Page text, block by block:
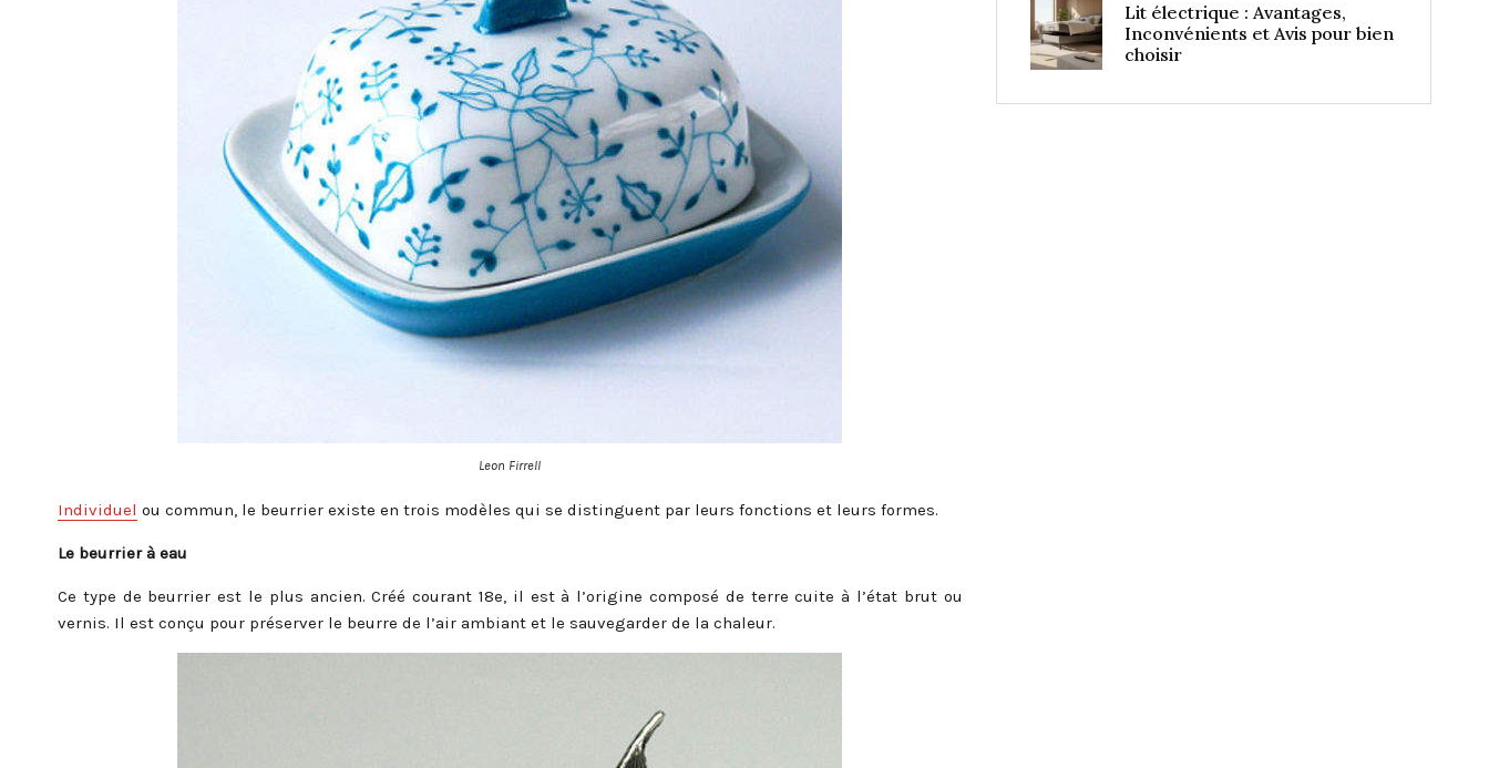
Leon Firrell
Individuel ou commun, le beurrier existe en trois modèles qui se distinguent par leurs fonctions et leurs formes.
Le beurrier à eau
Ce type de beurrier est le plus ancien. Créé courant 18e, il est à l’origine composé de terre cuite à l’état brut ou
vernis. Il est conçu pour préserver le beurre de l’air ambiant et le sauvegarder de la chaleur.
Lit électrique : Avantages,
Inconvénients et Avis pour bien
choisir